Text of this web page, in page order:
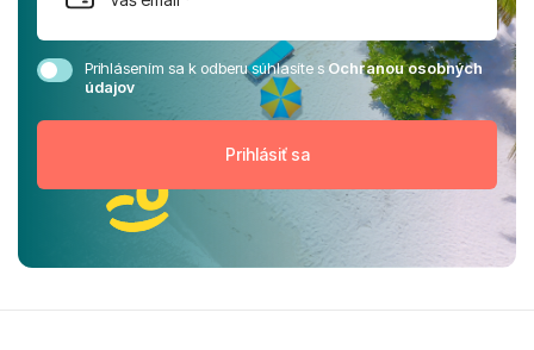
Prihlásením sa k odberu súhlasíte sOchranou osobných
údajov